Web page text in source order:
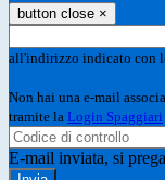
button close ×
all'indirizzo indicato con
Non hai una e-mail
tramite la Login Spaggiari
E-mail inviata, si